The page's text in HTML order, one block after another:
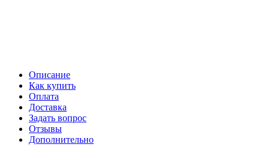
Описание
Как купить
Оплата
Доставка
Задать вопрос
Отзывы
Дополнительно